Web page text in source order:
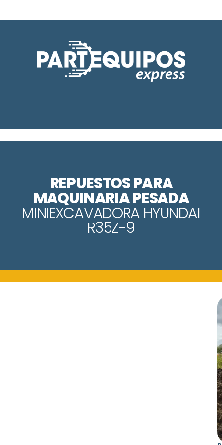
REPUESTOS PARA
MAQUINARIA PESADA
MINIEXCAVADORA HYUNDAI
R35Z-9